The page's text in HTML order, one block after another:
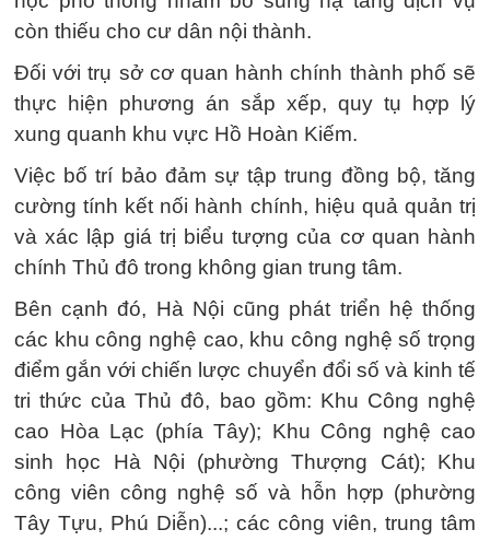
còn thiếu cho cư dân nội thành.
Đối với trụ sở cơ quan hành chính thành phố sẽ
thực hiện phương án sắp xếp, quy tụ hợp lý
xung quanh khu vực Hồ Hoàn Kiếm.
Việc bố trí bảo đảm sự tập trung đồng bộ, tăng
cường tính kết nối hành chính, hiệu quả quản trị
và xác lập giá trị biểu tượng của cơ quan hành
chính Thủ đô trong không gian trung tâm.
Bên cạnh đó, Hà Nội cũng phát triển hệ thống
các khu công nghệ cao, khu công nghệ số trọng
điểm gắn với chiến lược chuyển đổi số và kinh tế
tri thức của Thủ đô, bao gồm: Khu Công nghệ
cao Hòa Lạc (phía Tây); Khu Công nghệ cao
sinh học Hà Nội (phường Thượng Cát); Khu
công viên công nghệ số và hỗn hợp (phường
Tây Tựu, Phú Diễn)...; các công viên, trung tâm